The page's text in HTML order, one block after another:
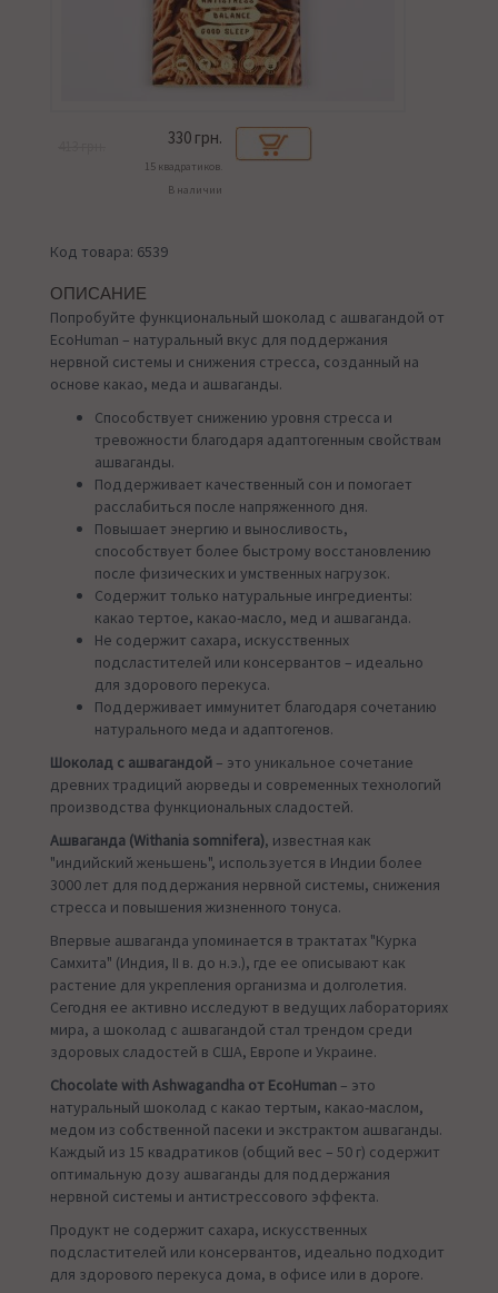
330 грн.
15 квадратиков.
В наличии
Код товара: 6539
ОПИСАНИЕ
Попробуйте функциональный шоколад с ашвагандой от
EcoHuman – натуральный вкус для поддержания
нервной системы и снижения стресса, созданный на
основе какао, меда и ашваганды.
Способствует снижению уровня стресса и
тревожности благодаря адаптогенным свойствам
ашваганды.
Поддерживает качественный сон и помогает
расслабиться после напряженного дня.
Повышает энергию и выносливость,
способствует более быстрому восстановлению
после физических и умственных нагрузок.
Содержит только натуральные ингредиенты:
какао тертое, какао-масло, мед и ашваганда.
Не содержит сахара, искусственных
подсластителей или консервантов – идеально
для здорового перекуса.
Поддерживает иммунитет благодаря сочетанию
натурального меда и адаптогенов.
Шоколад с ашвагандой – это уникальное сочетание
древних традиций аюрведы и современных технологий
производства функциональных сладостей.
Ашваганда (Withania somnifera), известная как
"индийский женьшень", используется в Индии более
3000 лет для поддержания нервной системы, снижения
стресса и повышения жизненного тонуса.
Впервые ашваганда упоминается в трактатах "Курка
Самхита" (Индия, II в. до н.э.), где ее описывают как
растение для укрепления организма и долголетия.
Сегодня ее активно исследуют в ведущих лабораториях
мира, а шоколад с ашвагандой стал трендом среди
здоровых сладостей в США, Европе и Украине.
Chocolate with Ashwagandha от EcoHuman – это
натуральный шоколад с какао тертым, какао-маслом,
медом из собственной пасеки и экстрактом ашваганды.
Каждый из 15 квадратиков (общий вес – 50 г) содержит
оптимальную дозу ашваганды для поддержания
нервной системы и антистрессового эффекта.
Продукт не содержит сахара, искусственных
подсластителей или консервантов, идеально подходит
для здорового перекуса дома, в офисе или в дороге.